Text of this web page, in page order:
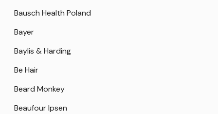
Bausch Health Poland
Bayer
Baylis & Harding
Be Hair
Beard Monkey
Beaufour Ipsen